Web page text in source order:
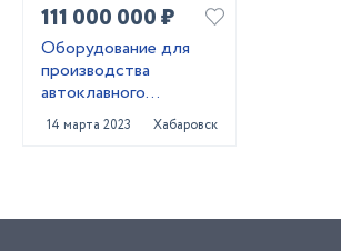
111 000 000 ₽
Оборудование для
производства
автоклавного
газобетона
14 марта 2023 Хабаровск